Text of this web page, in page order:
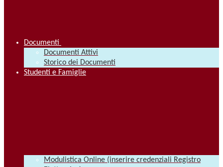
Documenti
Documenti Attivi
Storico dei Documenti
Studenti e Famiglie
Modulistica Online (inserire credenziali Registro